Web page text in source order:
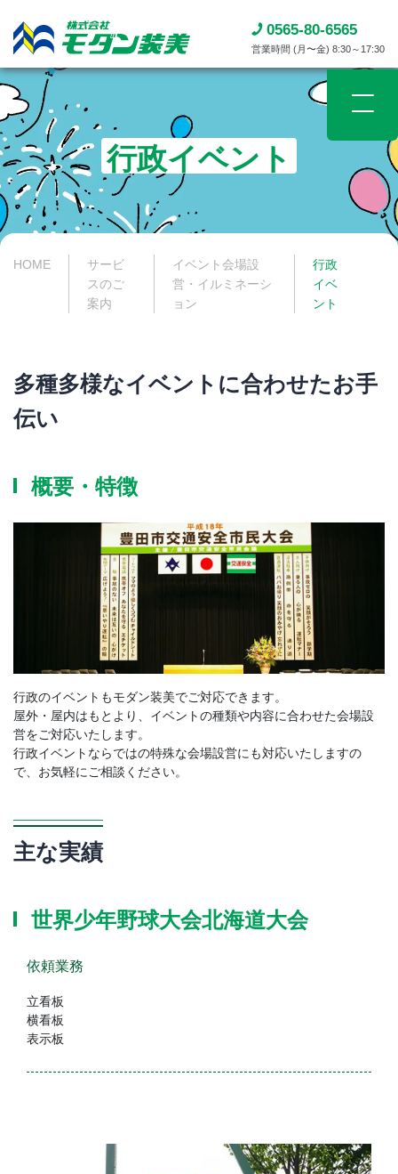
0565-80-6565
営業時間 (月〜金) 8:30～17:30
行政イベント
HOME
サービ
スのご
案内
イベント会場設
営・イルミネーシ
ョン
行政
イベ
ント
多種多様なイベントに合わせたお手
伝い
概要・特徴
行政のイベントもモダン装美でご対応できます。
屋外・屋内はもとより、イベントの種類や内容に合わせた会場設
営をご対応いたします。
行政イベントならではの特殊な会場設営にも対応いたしますの
で、お気軽にご相談ください。
主な実績
世界少年野球大会北海道大会
依頼業務
立看板
横看板
表示板